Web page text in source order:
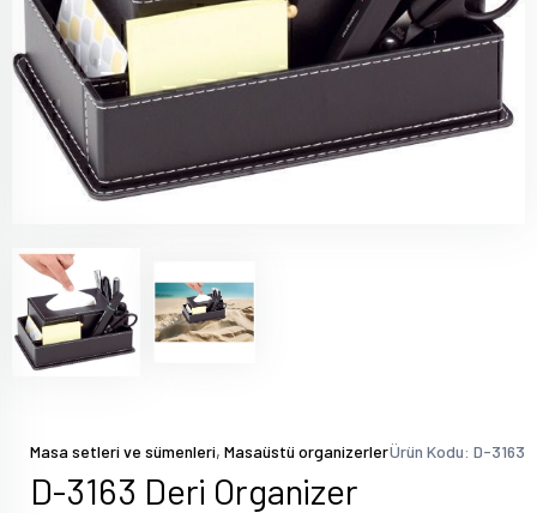
Masa setleri ve sümenleri, Masaüstü organizerlerÜrün Kodu: D-3163
D-3163 Deri Organizer